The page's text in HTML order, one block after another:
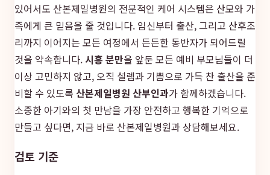
있어서도 산본제일병원의 전문적인 케어 시스템은 산모와 가
족에게 큰 믿음을 줄 것입니다. 임신부터 출산, 그리고 산후조
리까지 이어지는 모든 여정에서 든든한 동반자가 되어드릴
것을 약속합니다.시흥 분만을 앞둔 모든 예비 부모님들이 더
이상 고민하지 않고, 오직 설렘과 기쁨으로 가득 찬 출산을 준
비할 수 있도록 산본제일병원 산부인과가 함께하겠습니다.
소중한 아기와의 첫 만남을 가장 안전하고 행복한 기억으로
만들고 싶다면, 지금 바로 산본제일병원과 상담해보세요.
검토 기준